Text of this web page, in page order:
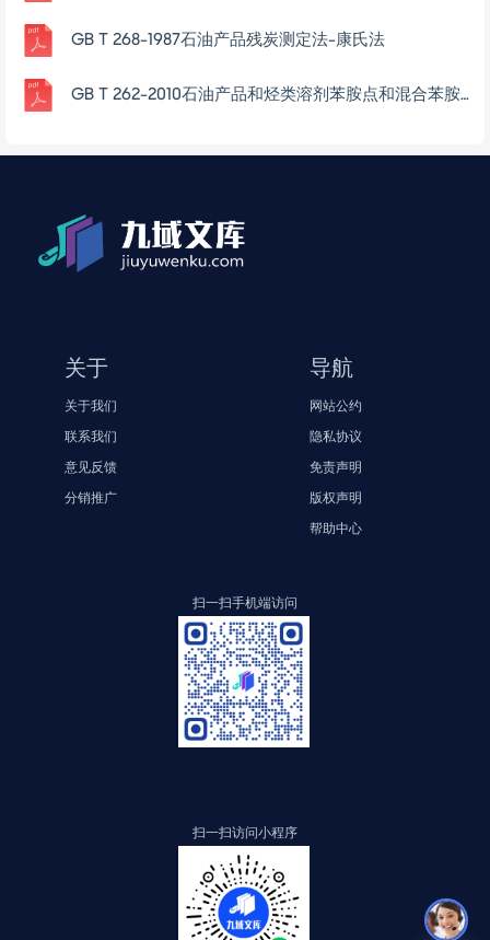
GB T 268-1987石油产品残炭测定法-康氏法
GB T 262-2010石油产品和烃类溶剂苯胺点和混合苯胺点测定法
关于
关于我们
联系我们
意见反馈
分销推广
导航
网站公约
隐私协议
免责声明
版权声明
帮助中心
扫一扫手机端访问
扫一扫访问小程序